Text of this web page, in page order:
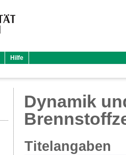
Hilfe
Dynamik
Titelangaben